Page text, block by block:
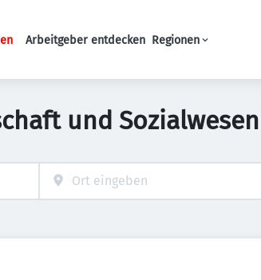
Haupt-Navigation
Arbeitgeber entdecken Regionen
und